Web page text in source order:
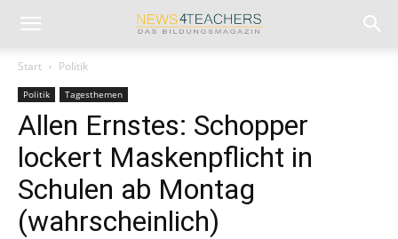
Start Politik
Politik Tagesthemen
Allen Ernstes: Schopper
lockert Maskenpflicht in
Schulen ab Montag
(wahrscheinlich)